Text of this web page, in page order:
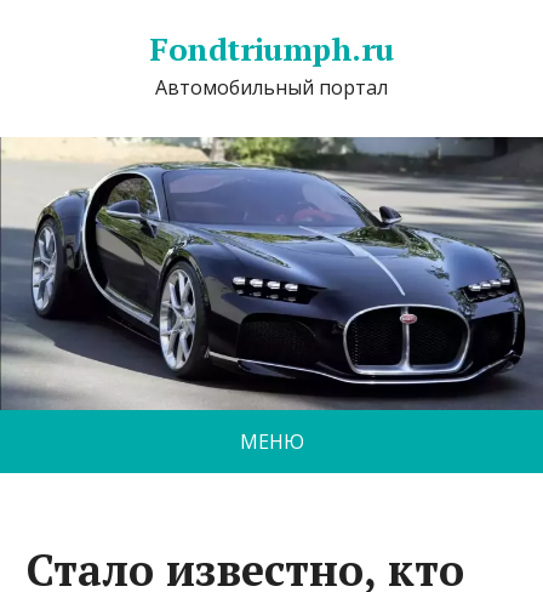
Fondtriumph.ru
Автомобильный портал
МЕНЮ
Стало известно, кто